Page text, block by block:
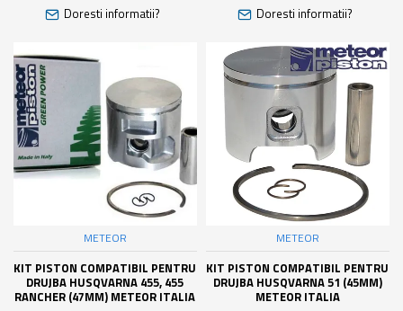
Doresti informatii?
Doresti informatii?
METEOR
KIT PISTON COMPATIBIL PENTRU
DRUJBA HUSQVARNA 455, 455
RANCHER (47MM) METEOR ITALIA
METEOR
KIT PISTON COMPATIBIL PENTRU
DRUJBA HUSQVARNA 51 (45MM)
METEOR ITALIA